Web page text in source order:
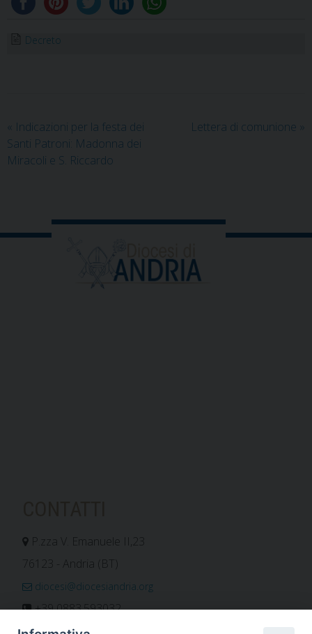
Decreto
« Indicazioni per la festa dei
Santi Patroni: Madonna dei
Miracoli e S. Riccardo
Lettera di comunione »
P.zza V. Emanuele II,23
76123 - Andria (BT)
diocesi@diocesiandria.org
+39 0883.593032
+39 0883.592596